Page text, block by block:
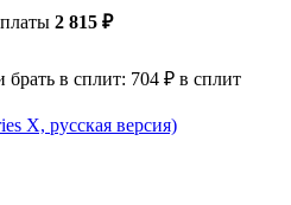
2 815 ₽
в сплит: 704 ₽ в сплит
X, русская версия)